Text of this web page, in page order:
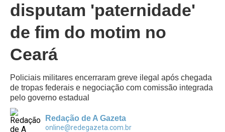
disputam 'paternidade'
de fim do motim no
Ceará
Policiais militares encerraram greve ilegal após chegada
de tropas federais e negociação com comissão integrada
pelo governo estadual
Redação de A Gazeta
online@redegazeta.com.br